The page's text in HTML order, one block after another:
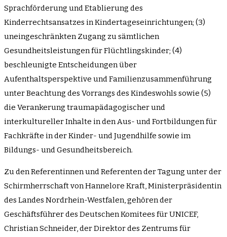
Sprachförderung und Etablierung des
Kinderrechtsansatzes in Kindertageseinrichtungen; (3)
uneingeschränkten Zugang zu sämtlichen
Gesundheitsleistungen für Flüchtlingskinder; (4)
beschleunigte Entscheidungen über
Aufenthaltsperspektive und Familienzusammenführung
unter Beachtung des Vorrangs des Kindeswohls sowie (5)
die Verankerung traumapädagogischer und
interkultureller Inhalte in den Aus- und Fortbildungen für
Fachkräfte in der Kinder- und Jugendhilfe sowie im
Bildungs- und Gesundheitsbereich.
Zu den Referentinnen und Referenten der Tagung unter der
Schirmherrschaft von Hannelore Kraft, Ministerpräsidentin
des Landes Nordrhein-Westfalen, gehören der
Geschäftsführer des Deutschen Komitees für UNICEF,
Christian Schneider, der Direktor des Zentrums für